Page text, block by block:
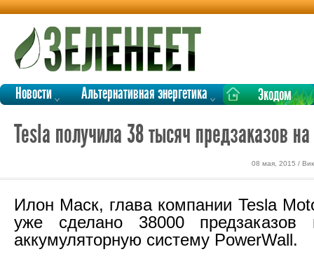
Новости Альтернативная энергетика Экодом
Tesla получила 38 тысяч предзаказов
08 мая, 2015 /
Илон Маск, глава компании Tesla
уже сделано 38000
аккумуляторную систему PowerWall.